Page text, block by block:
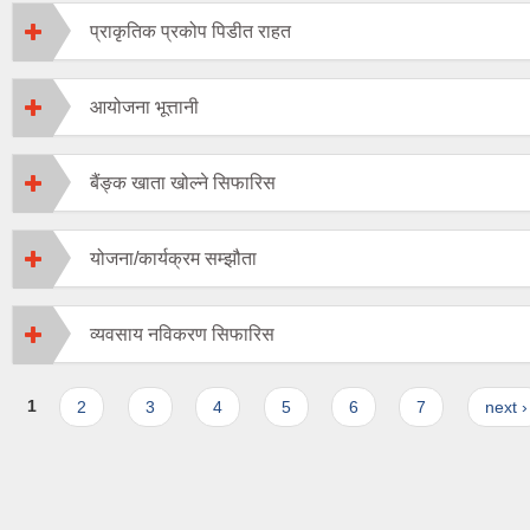
प्राकृतिक प्रकोप पिडीत राहत
आयोजना भूत्तानी
बैंङ्क खाता खोल्ने सिफारिस
योजना/कार्यक्रम सम्झौता
व्यवसाय नविकरण सिफारिस
Pages
1 2 3 4 5 6 7 next ›